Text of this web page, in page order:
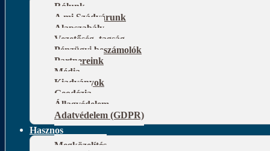
Rólunk
A mi Szádvárunk
Alapszabály
Vezetőség, tagság
Pénzügyi beszámolók
Partnereink
Média
Kiadványok
Geodézia
Állagvédelem
Adatvédelem (GDPR)
Hasznos
Megközelítés